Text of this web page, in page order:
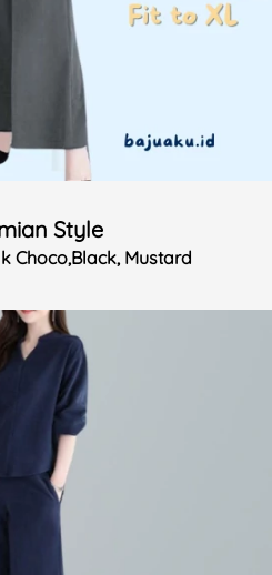
Style
Choco,Black, Mustard